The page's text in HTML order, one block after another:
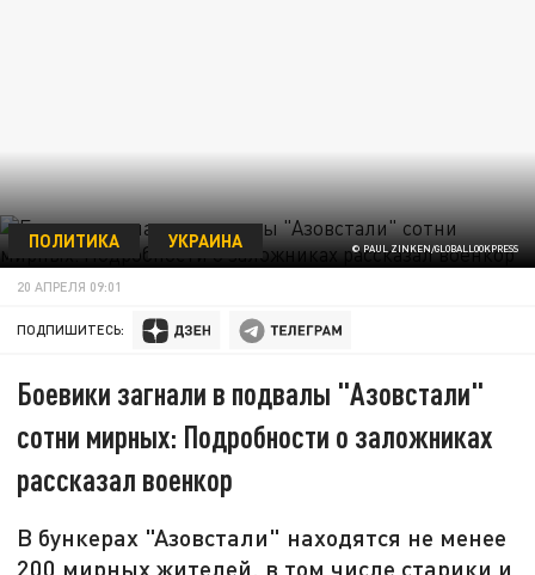
© PAUL ZINKEN/GLOBALLOOKPRESS
ПОЛИТИКА УКРАИНА
20 АПРЕЛЯ 09:01
ПОДПИШИТЕСЬ:
Боевики загнали в подвалы "Азовстали"
сотни мирных: Подробности о заложниках
рассказал военкор
В бункерах "Азовстали" находятся не менее
200 мирных жителей, в том числе старики и